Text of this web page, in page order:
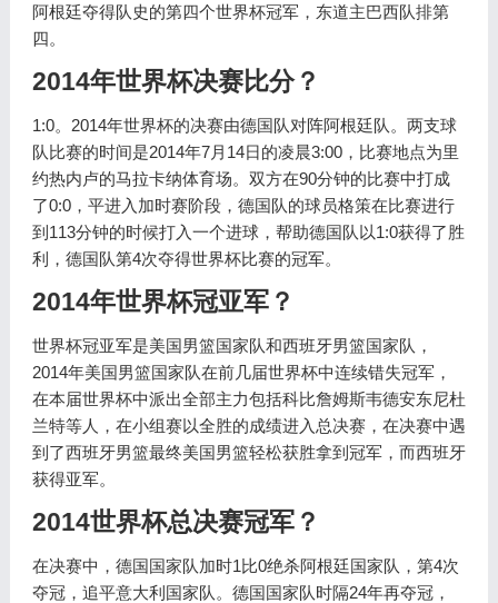
阿根廷夺得队史的第四个世界杯冠军，东道主巴西队排第
四。
2014年世界杯决赛比分？
1:0。2014年世界杯的决赛由德国队对阵阿根廷队。两支球
队比赛的时间是2014年7月14日的凌晨3:00，比赛地点为里
约热内卢的马拉卡纳体育场。双方在90分钟的比赛中打成
了0:0，平进入加时赛阶段，德国队的球员格策在比赛进行
到113分钟的时候打入一个进球，帮助德国队以1:0获得了胜
利，德国队第4次夺得世界杯比赛的冠军。
2014年世界杯冠亚军？
世界杯冠亚军是美国男篮国家队和西班牙男篮国家队，
2014年美国男篮国家队在前几届世界杯中连续错失冠军，
在本届世界杯中派出全部主力包括科比詹姆斯韦德安东尼杜
兰特等人，在小组赛以全胜的成绩进入总决赛，在决赛中遇
到了西班牙男篮最终美国男篮轻松获胜拿到冠军，而西班牙
获得亚军。
2014世界杯总决赛冠军？
在决赛中，德国国家队加时1比0绝杀阿根廷国家队，第4次
夺冠，追平意大利国家队。德国国家队时隔24年再夺冠，